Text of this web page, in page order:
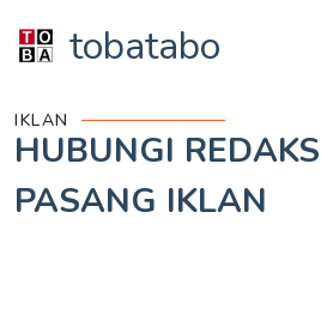
tobatabo
IKLAN
HUBUNGI
PASANG IKLAN